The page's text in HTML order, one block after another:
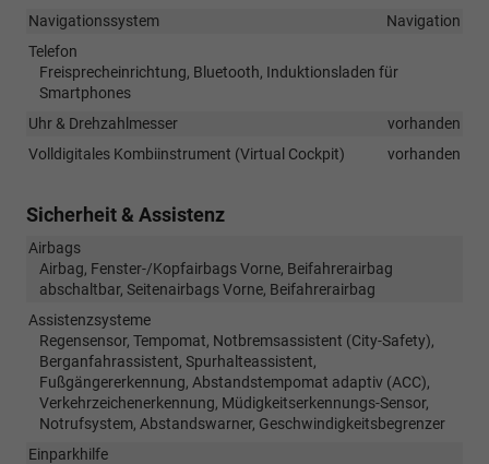
Navigationssystem
Navigation
Telefon
Freisprecheinrichtung, Bluetooth, Induktionsladen für
Smartphones
Uhr & Drehzahlmesser
vorhanden
Volldigitales Kombiinstrument (Virtual Cockpit)
vorhanden
Sicherheit & Assistenz
Airbags
Airbag, Fenster-/Kopfairbags Vorne, Beifahrerairbag
abschaltbar, Seitenairbags Vorne, Beifahrerairbag
Assistenzsysteme
Regensensor, Tempomat, Notbremsassistent (City-Safety),
Berganfahrassistent, Spurhalteassistent,
Fußgängererkennung, Abstandstempomat adaptiv (ACC),
Verkehrzeichenerkennung, Müdigkeitserkennungs-Sensor,
Notrufsystem, Abstandswarner, Geschwindigkeitsbegrenzer
Einparkhilfe